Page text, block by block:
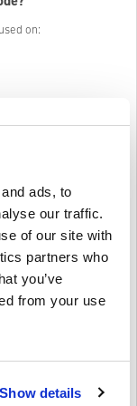
ads, to
our traffic.
of our site with
partners who
you’ve
from your use
Show details
on:
yourself? Zalando
give the gift of